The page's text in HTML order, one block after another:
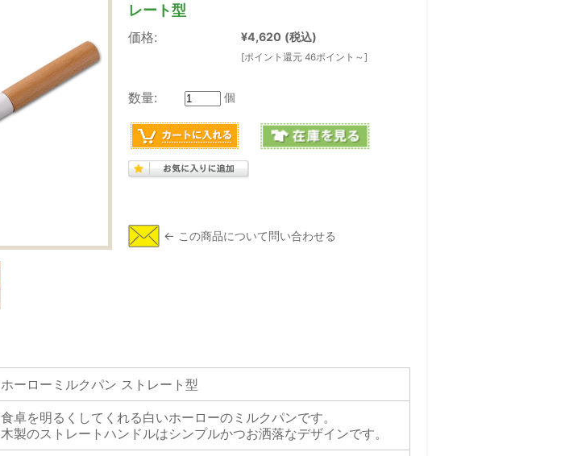
レート型
価格: ¥4,620 (税込)
[ポイント還元 46ポイント～]
数量: 個
ホーローミルクパン ストレート型
食卓を明るくしてくれる白いホーローのミルクパンです。
木製のストレートハンドルはシンプルかつお洒落なデザインです。